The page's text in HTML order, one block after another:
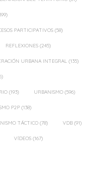
PARTICIPATIVOS (58)
REFLEXIONES (245)
URBANA INTEGRAL (135)
(193) URBANISMO (596)
P2P (138)
TÁCTICO (78) VDB (91)
VÍDEOS (167)